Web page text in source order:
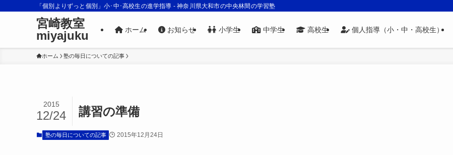
「個別よりずっと個別」小･中･高校生の進学指導 - 神奈川県大和市の中央林間の学習塾
宮崎教室
miyajuku
ホーム お知らせ 小学生 中学生 高校生 個人指導（小・中・高校生）
ホーム 塾の毎日についての記事
講習の準備
2015
12/24
塾の毎日についての記事 2015年12月24日